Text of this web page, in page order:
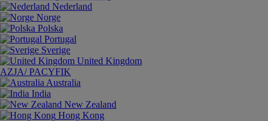
Nederland
Norge
Polska
Portugal
Sverige
United Kingdom
AZJA/ PACYFIK
Australia
India
New Zealand
Hong Kong